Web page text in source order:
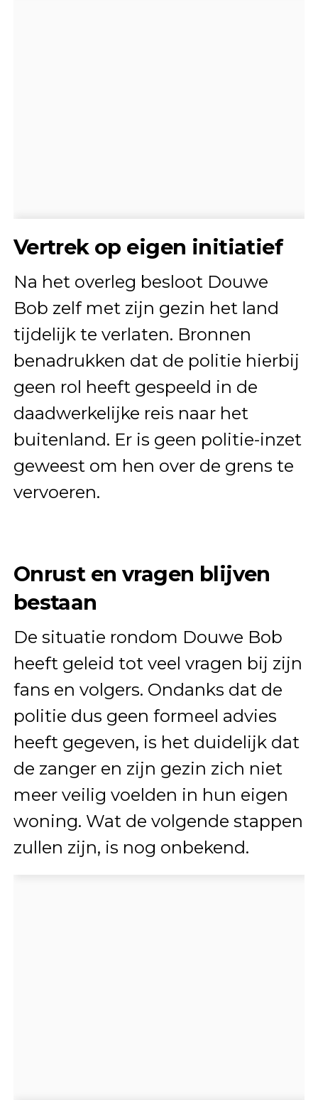
Vertrek op eigen initiatief
Na het overleg besloot Douwe
Bob zelf met zijn gezin het land
tijdelijk te verlaten. Bronnen
benadrukken dat de politie hierbij
geen rol heeft gespeeld in de
daadwerkelijke reis naar het
buitenland. Er is geen politie-inzet
geweest om hen over de grens te
vervoeren.
Onrust en vragen blijven
bestaan
De situatie rondom Douwe Bob
heeft geleid tot veel vragen bij zijn
fans en volgers. Ondanks dat de
politie dus geen formeel advies
heeft gegeven, is het duidelijk dat
de zanger en zijn gezin zich niet
meer veilig voelden in hun eigen
woning. Wat de volgende stappen
zullen zijn, is nog onbekend.